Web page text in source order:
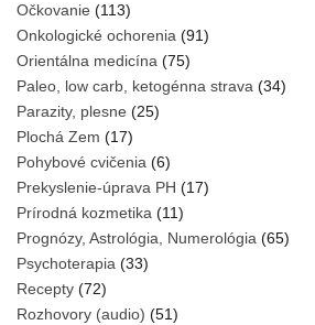
Očkovanie (113)
Onkologické ochorenia (91)
Orientálna medicína (75)
Paleo, low carb, ketogénna strava (34)
Parazity, plesne (25)
Plochá Zem (17)
Pohybové cvičenia (6)
Prekyslenie-úprava PH (17)
Prírodná kozmetika (11)
Prognózy, Astrológia, Numerológia (65)
Psychoterapia (33)
Recepty (72)
Rozhovory (audio) (51)